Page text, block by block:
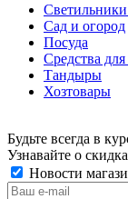
Сад и огород
Посуда
Средства
Тандыры
Хозтовары
Будьте всегда в
Узнавайте о
Новости